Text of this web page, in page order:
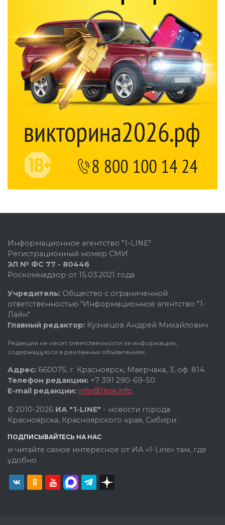
Информационное агентство "1-LINE"
Регистрационный номер СМИ
ЭЛ № ФС 77 - 80446
Роскомнадзор от 15.03.2021 года
Учредитель: Общество с ограниченной
ответственностью "Информационное агентство "1-
Лайн"
Главный редактор: Кузнецов Андрей Михайлович
Редакция не несет ответственности за информацию,
содержащуюся в рекламных объявлениях.
Адрес: 660075, г. Красноярск, Маерчака, 3, оф. 814.
Телефон редакции: +7 391 290-69-50.
E-mail редакции: info@1line.info
© 2010-2026 ИА "1-LINE" - новости города
Красноярска, Красноярского края, Сибири.
ПОДПИСЫВАЙТЕСЬ НА НАС
и читайте самое интересное от ИА «1-Line» там, где
удобно